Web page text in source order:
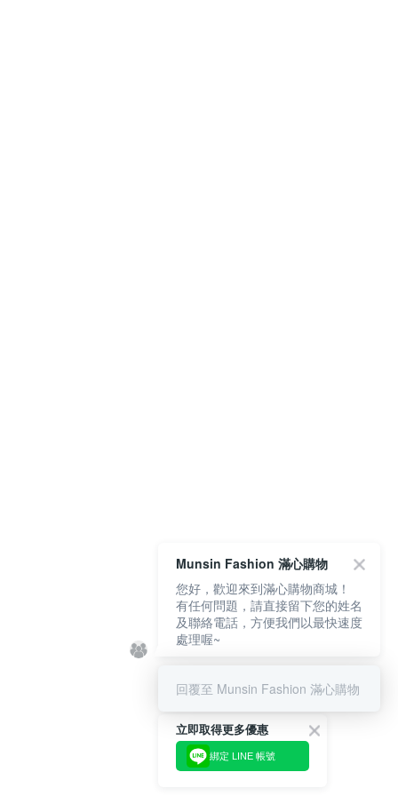
立即取得更多優惠
綁定 LINE 帳號
Munsin Fashion 滿心購物
您好，歡迎來到滿心購物商城！
有任何問題，請直接留下您的姓名
及聯絡電話，方便我們以最快速度
處理喔~
回覆至 Munsin Fashion 滿心購物